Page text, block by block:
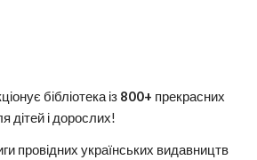
бібліотека із 800+ прекрасних
дітей і дорослих!
провідних українських видавництв